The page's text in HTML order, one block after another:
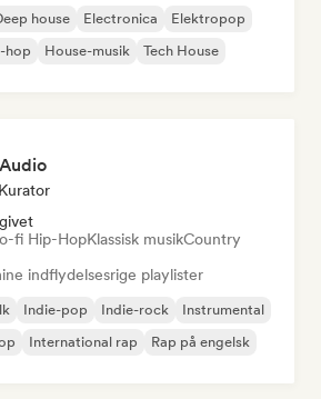
house Electronica
Elektropop
hop House-musik Tech House
fi Hip-HopKlassisk musikCountry
indflydelsesrige playlister
Indie-pop Indie-rock
Instrumental
International rap Rap på engelsk